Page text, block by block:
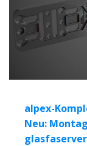
alpex-
Neu: